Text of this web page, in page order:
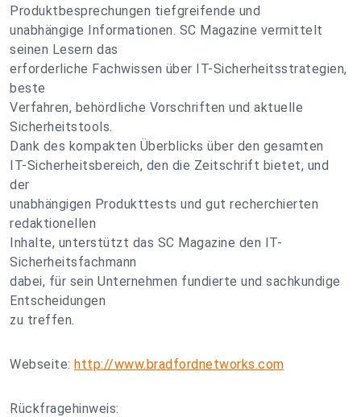
Produktbesprechungen tiefgreifende und
unabhängige Informationen. SC Magazine vermittelt
seinen Lesern das
erforderliche Fachwissen über IT-Sicherheitsstrategien,
beste
Verfahren, behördliche Vorschriften und aktuelle
Sicherheitstools.
Dank des kompakten Überblicks über den gesamten
IT-Sicherheitsbereich, den die Zeitschrift bietet, und
der
unabhängigen Produkttests und gut recherchierten
redaktionellen
Inhalte, unterstützt das SC Magazine den IT-
Sicherheitsfachmann
dabei, für sein Unternehmen fundierte und sachkundige
Entscheidungen
zu treffen.
Webseite: http://www.bradfordnetworks.com
Rückfragehinweis: